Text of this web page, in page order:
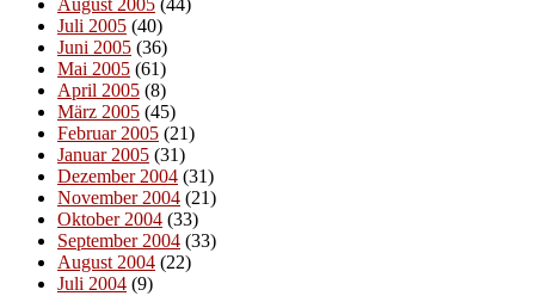
August 2005 (44)
Juli 2005 (40)
Juni 2005 (36)
Mai 2005 (61)
April 2005 (8)
März 2005 (45)
Februar 2005 (21)
Januar 2005 (31)
Dezember 2004 (31)
November 2004 (21)
Oktober 2004 (33)
September 2004 (33)
August 2004 (22)
Juli 2004 (9)